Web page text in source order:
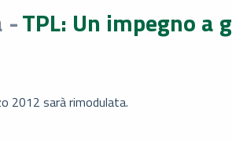
-TPL: Un impegno
2012 sarà rimodulata.